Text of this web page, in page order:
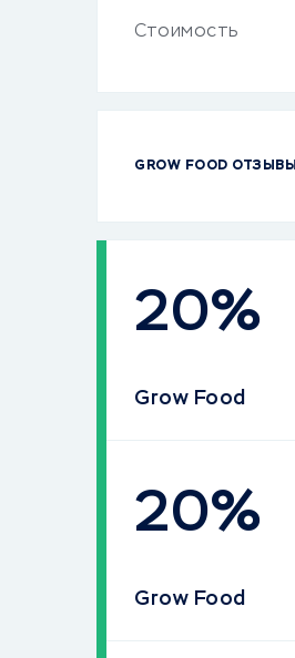
Стоимость
GROW FOOD ОТЗЫВЫ
20%
Grow Food
20%
Grow Food